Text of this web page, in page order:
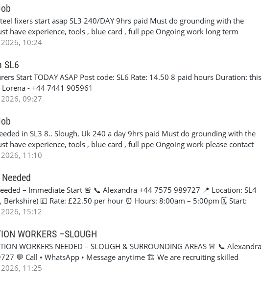
fixers start asap SL3 240/DAY 9hrs paid Must do grounding with the
have experience, tools , blue card , full ppe Ongoing work long term
2026, 10:24
SL6
Start TODAY ASAP Post code: SL6 Rate: 14.50 8 paid hours Duration: this
Lorena - +44 7441 905961
2026, 09:27
in SL3 8.. Slough, Uk 240 a day 9hrs paid Must do grounding with the
have experience, tools , blue card , full ppe Ongoing work please contact
07411469100
2026, 11:10
– Immediate Start 🚨 📞 Alexandra +44 7575 989727 📍 Location: SL4
Berkshire) 💷 Rate: £22.50 per hour ⏰ Hours: 8:00am – 5:00pm 🗓️ Start:
looking for 3 experienced Painters for an immediate start. Requirements:
parking available
2026, 15:12
WORKERS –SLOUGH
WORKERS NEEDED – SLOUGH & SURROUNDING AREAS 🚨 📞 Alexandra
💬 Call • WhatsApp • Message anytime 🏗️ We are recruiting skilled
projects in Slough and nearby areas. 👷 Trades needed: 🧱
2026, 11:25